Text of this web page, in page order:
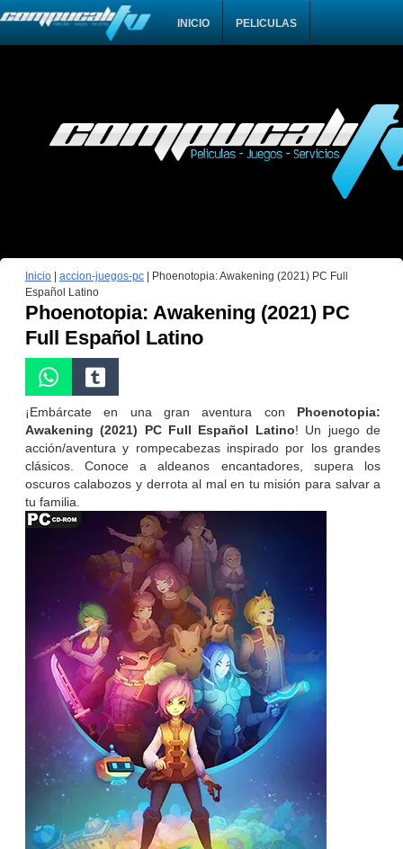
INICIO PELICULAS
Inicio| accion-juegos-pc|
Phoenotopia: Awakening (2021) PC Full
Español Latino
Phoenotopia: Awakening (2021) PC
Full Español Latino
¡Embárcate en una gran aventura con Phoenotopia:
Awakening (2021) PC Full Español Latino! Un juego de
acción/aventura y rompecabezas inspirado por los grandes
clásicos. Conoce a aldeanos encantadores, supera los
oscuros calabozos y derrota al mal en tu misión para salvar a
tu familia.